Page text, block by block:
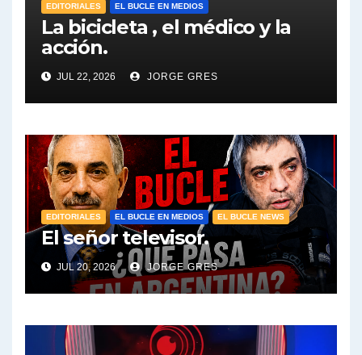
EDITORIALES EL BUCLE EN MEDIOS
La bicicleta , el médico y la
acción.
JUL 22, 2026 JORGE GRES
EDITORIALES EL BUCLE EN MEDIOS EL BUCLE NEWS
El señor televisor.
JUL 20, 2026 JORGE GRES